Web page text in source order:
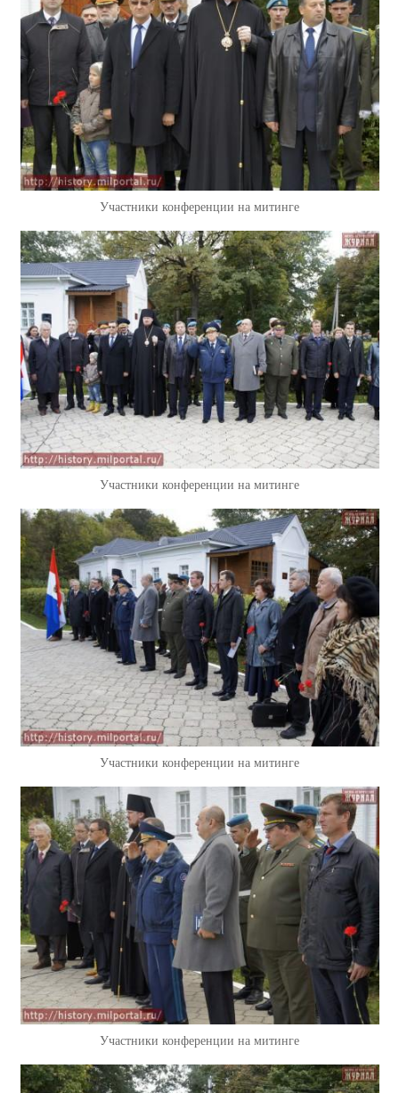
Участники конференции на митинге
Участники конференции на митинге
Участники конференции на митинге
Участники конференции на митинге